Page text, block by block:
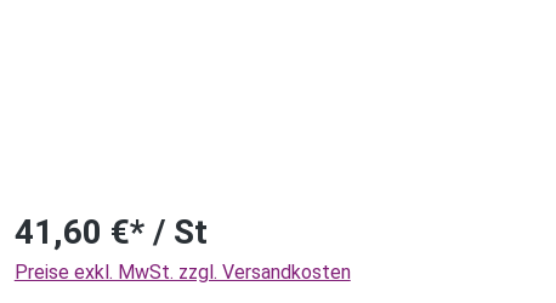
41,60 €* / St
Preise exkl. MwSt. zzgl. Versandkosten